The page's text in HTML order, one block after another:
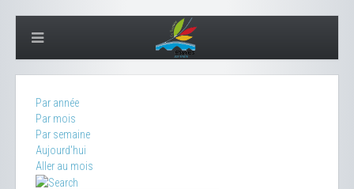
Par année
Par mois
Par semaine
Aujourd'hui
Aller au mois